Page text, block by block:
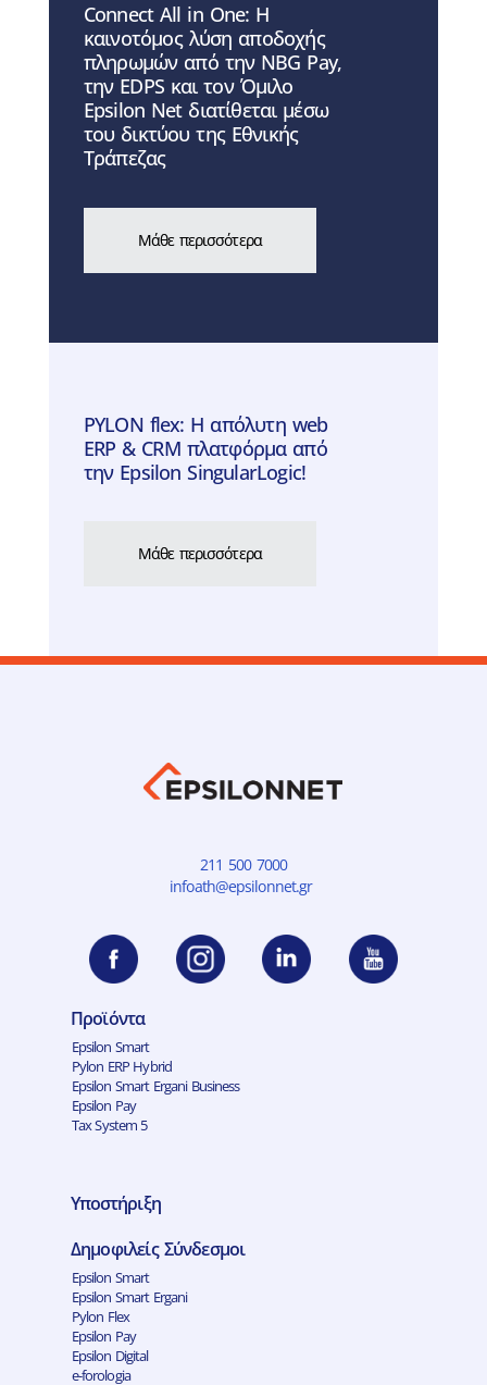
Connect All in One: Η
καινοτόμος λύση αποδοχής
πληρωμών από την NBG Pay,
την EDPS και τον Όμιλο
Epsilon Net διατίθεται μέσω
του δικτύου της Εθνικής
Τράπεζας
Μάθε περισσότερα
PYLON flex: Η απόλυτη web
ERP & CRM πλατφόρμα από
την Epsilon SingularLogic!
Μάθε περισσότερα
211 500 7000
infoath@epsilonnet.gr
Προϊόντα
Epsilon Smart
Pylon ERP Hybrid
Epsilon Smart Ergani Business
Epsilon Pay
Tax System 5
Υποστήριξη
Δημοφιλείς Σύνδεσμοι
Epsilon Smart
Epsilon Smart Ergani
Pylon Flex
Epsilon Pay
Epsilon Digital
e-forologia